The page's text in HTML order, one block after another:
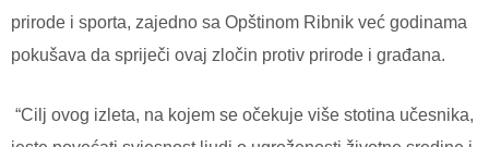
prirode i sporta, zajedno sa Opštinom Ribnik već godinama
pokušava da spriječi ovaj zločin protiv prirode i građana.
“Cilj ovog izleta, na kojem se očekuje više stotina učesnika,